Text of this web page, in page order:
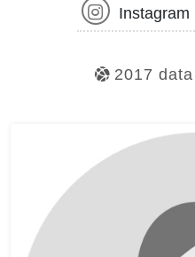
Instagram
2017